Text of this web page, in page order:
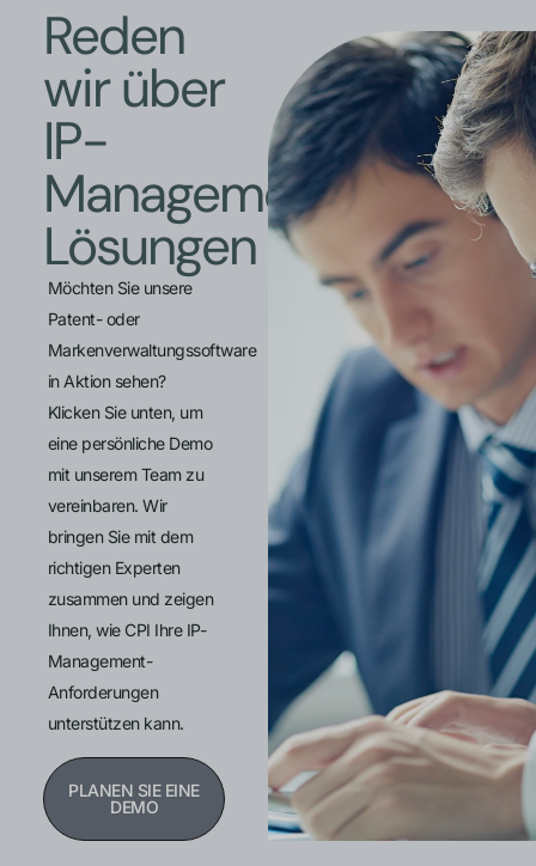
Reden
wir über
IP-
Management-
Lösungen
Möchten Sie unsere
Patent- oder
Markenverwaltungssoftware
in Aktion sehen?
Klicken Sie unten, um
eine persönliche Demo
mit unserem Team zu
vereinbaren. Wir
bringen Sie mit dem
richtigen Experten
zusammen und zeigen
Ihnen, wie CPI Ihre IP-
Management-
Anforderungen
unterstützen kann.
PLANEN SIE EINE
DEMO